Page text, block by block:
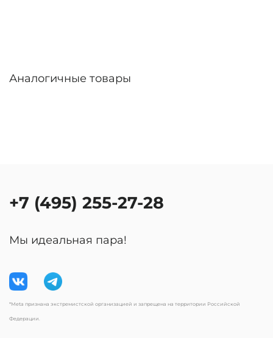
Аналогичные товары
+7 (495) 255-27-28
Мы идеальная пара!
*Meta признана экстремистской организацией и запрещена на территории Российской
Федерации.